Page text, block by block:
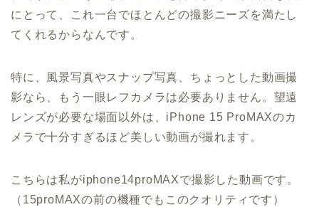
にとって、これ一台でほとんどの撮影ニーズを満たし
てくれるからなんです。
特に、風景写真やスナップ写真、ちょっとした動画撮
影なら、もう一眼レフカメラは必要ありません。望遠
レンズが必要な場面以外は、iPhone 15 ProMAXのカ
メラで十分すぎるほど美しい動画が撮れます。
こちらは私がiphone14proMAXで撮影した動画です。
（15proMAXの前の機種でもこのクオリティです）